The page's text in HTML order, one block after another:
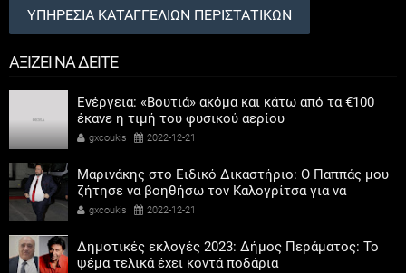
ΥΠΗΡΕΣΙΑ ΚΑΤΑΓΓΕΛΙΩΝ ΠΕΡΙΣΤΑΤΙΚΩΝ
ΑΞΙΖΕΙ ΝΑ ΔΕΙΤΕ
Ενέργεια: «Βουτιά» ακόμα και κάτω από τα €100
έκανε η τιμή του φυσικού αερίου
gxcoukis 2022-12-21
Μαρινάκης στο Ειδικό Δικαστήριο: Ο Παππάς μου
ζήτησε να βοηθήσω τον Καλογρίτσα για να
αποκτήσει σταθμό ο ΣΥΡΙΖΑ
gxcoukis 2022-12-21
Δημοτικές εκλογές 2023: Δήμος Περάματος: Το
ψέμα τελικά έχει κοντά ποδάρια